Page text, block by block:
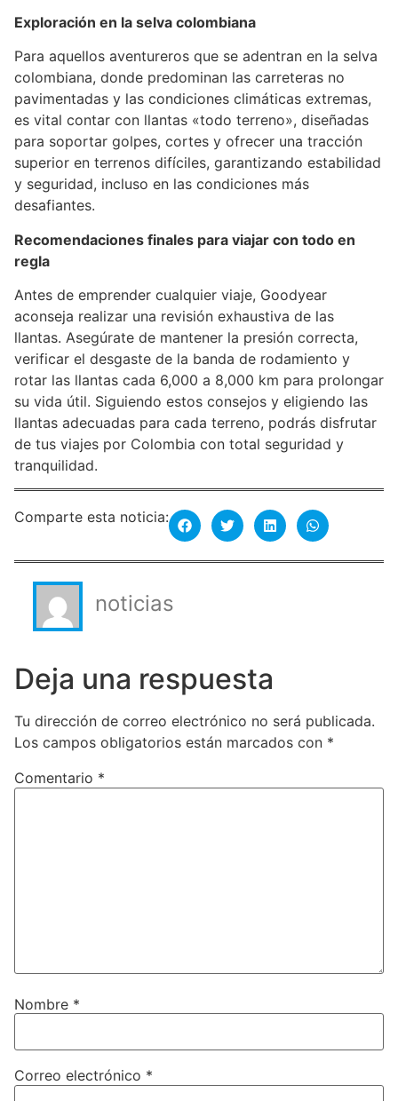
Exploración en la selva colombiana
Para aquellos aventureros que se adentran en la selva
colombiana, donde predominan las carreteras no
pavimentadas y las condiciones climáticas extremas,
es vital contar con llantas «todo terreno», diseñadas
para soportar golpes, cortes y ofrecer una tracción
superior en terrenos difíciles, garantizando estabilidad
y seguridad, incluso en las condiciones más
desafiantes.
Recomendaciones finales para viajar con todo en
regla
Antes de emprender cualquier viaje, Goodyear
aconseja realizar una revisión exhaustiva de las
llantas. Asegúrate de mantener la presión correcta,
verificar el desgaste de la banda de rodamiento y
rotar las llantas cada 6,000 a 8,000 km para prolongar
su vida útil. Siguiendo estos consejos y eligiendo las
llantas adecuadas para cada terreno, podrás disfrutar
de tus viajes por Colombia con total seguridad y
tranquilidad.
Comparte esta noticia:
noticias
Deja una respuesta
Tu dirección de correo electrónico no será publicada.
Los campos obligatorios están marcados con *
Comentario *
Nombre *
Correo electrónico *